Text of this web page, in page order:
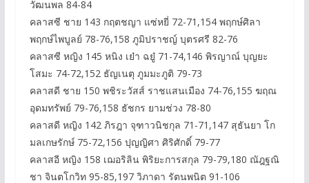
วัฒนพล 84-84
คลาสซี ชาย 143 กฤตชญา แซ่หยี่ 72-71,154 พฤกษ์ศิลา
พฤกษ์ไพบูลย์ 78-76,158 ภูมิปราชญ์ บุตรศรี 82-76
คลาสซี หญิง 145 หนิง เย๋า ฉยู๋ 71-74,146 พิรญาณ์ บุญยะ
โสมะ 74-72,152 ธัญเนตุ ภูมมะภูติ 79-73
คลาสดี ชาย 150 พชิระวัสส์ ราชแสนเมือง 74-76,155 ฆฤณ
อุดมทรัพย์ 79-76,158 ธัชกร ยามช่วง 78-80
คลาสดี หญิง 142 ภิรฎา จุฑาวนิชกุล 71-71,147 สุธันยา โก
มลเกษรักษ์ 75-72,156 ปุญญิศา ศิริศักดิ์ 79-77
คลาสอี หญิง 158 เฌอริลิน พิริยะการสกุล 79-79,180 ณัฎฐณิ
ชา จินตโกวิท 95-85,197 วิภาดา รัตนพนิต 91-106